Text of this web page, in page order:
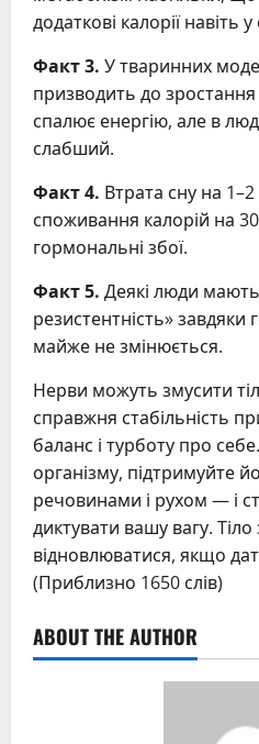
додаткові калорії навіть у
Факт 3. У тваринних
призводить до
спалює енергію, але в
слабший.
Факт 4. Втрата сну на
споживання калорій на
гормональні збої.
Факт 5. Деякі люди
резистентність» завдяки
майже не змінюється.
Нерви можуть змусити
справжня стабільність
баланс і турботу про
організму, підтримуйте
речовинами і рухом — і
диктувати вашу вагу. Тіло
відновлюватися, якщо
(Приблизно 1650 слів)
ABOUT THE AUTHOR